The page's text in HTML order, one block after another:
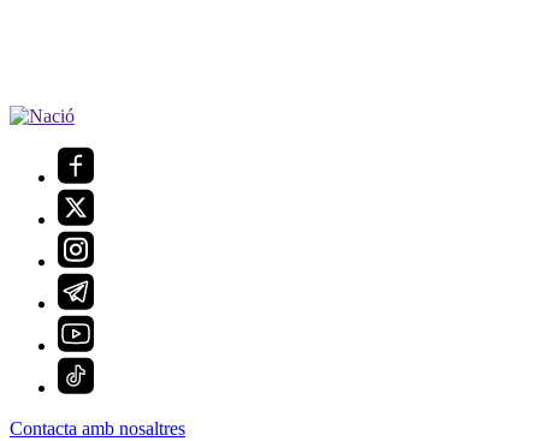
Contacta amb nosaltres